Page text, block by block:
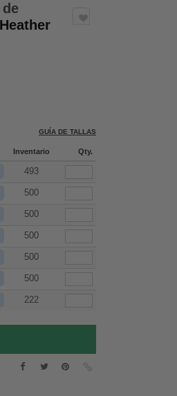
GUÍA DE TALLAS
Inventario Qty.
493
500
500
500
500
500
222